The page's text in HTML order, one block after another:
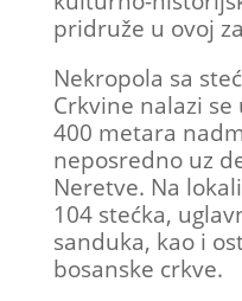
pridruže u ovoj
Nekropola sa
Crkvine nalazi se
400 metara
neposredno uz
Neretve. Na
104 stećka,
sanduka, kao i
bosanske crkve.